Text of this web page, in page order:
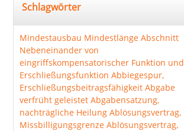
Schlagwörter
Mindestausbau Mindestlänge Abschnitt
Nebeneinander von
eingriffskompensatorischer Funktion und
Erschließungsfunktion Abbiegespur,
Erschließungsbeitragsfähigkeit Abgabe
verfrüht geleistet Abgabensatzung,
nachträgliche Heilung Ablösungsvertrag,
Missbilligungsgrenze Ablösungsvertrag,